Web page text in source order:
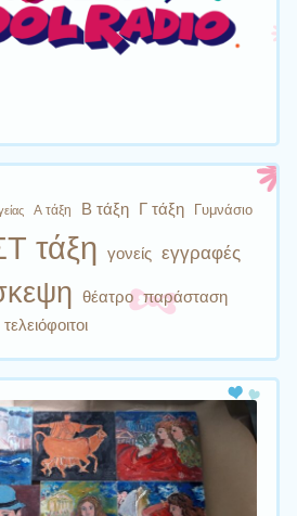
Α τάξη Β τάξη Γ τάξη Γυμνάσιο
τάξη γονείς εγγραφές
θέατρο παράσταση
τελειόφοιτοι